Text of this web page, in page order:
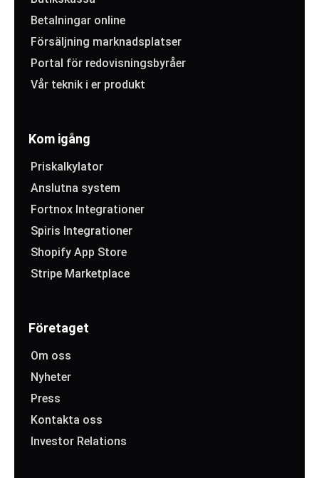
Betalningar online
Försäljning marknadsplatser
Portal för redovisningsbyråer
Vår teknik i er produkt
Kom igång
Priskalkylator
Anslutna system
Fortnox Integrationer
Spiris Integrationer
Shopify App Store
Stripe Marketplace
Företaget
Om oss
Nyheter
Press
Kontakta oss
Investor Relations